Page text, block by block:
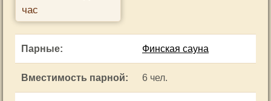
час
Парные: Финская сауна
Вместимость парной: 6 чел.